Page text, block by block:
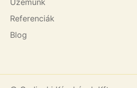
Referenciák
Blog